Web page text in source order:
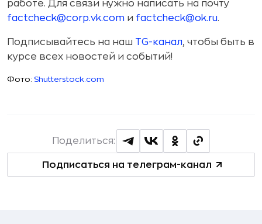
работе. Для связи нужно написать на почту
factcheck@corp.vk.com и factcheck@ok.ru.
Подписывайтесь на наш TG-канал, чтобы быть в
курсе всех новостей и событий!
Фото: Shutterstock.com
Подписаться на телеграм-канал
Поделиться: